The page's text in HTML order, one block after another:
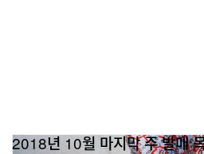
2018년 10월 마지막 주 발매